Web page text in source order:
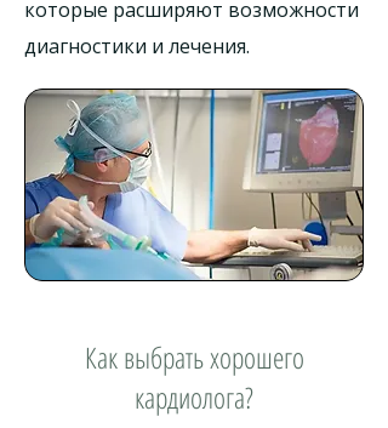
которые расширяют возможности
диагностики и лечения.
Как выбрать хорошего
кардиолога?